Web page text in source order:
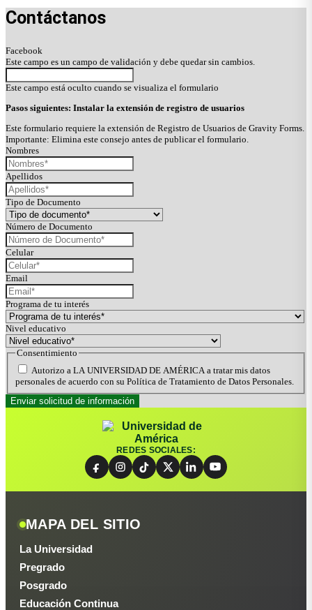
Contáctanos
Facebook
Este campo es un campo de validación y debe quedar sin cambios.
Este campo está oculto cuando se visualiza el formulario
Pasos siguientes: Instalar la extensión de registro de usuarios
Este formulario requiere la extensión de Registro de Usuarios de Gravity Forms.
Importante: Elimina este consejo antes de publicar el formulario.
Nombres
Apellidos
Tipo de Documento
Número de Documento
Celular
Email
Programa de tu interés
Nivel educativo
Consentimiento
Autorizo a LA UNIVERSIDAD DE AMÉRICA a tratar mis datos
personales de acuerdo con su Política de Tratamiento de Datos Personales.
REDES SOCIALES:
MAPA DEL SITIO
La Universidad
Pregrado
Posgrado
Educación Continua